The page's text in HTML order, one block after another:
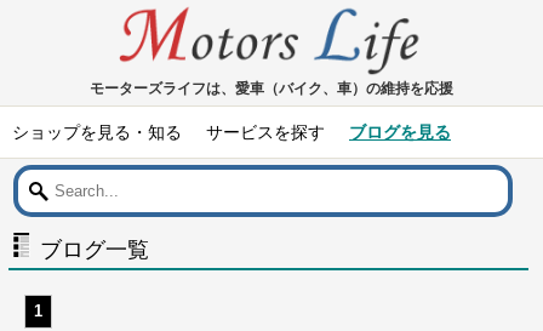
モーターズライフは、愛車（バイク、車）の維持を応援
ショップを見る・知る サービスを探す ブログを見る
ブログ一覧
1